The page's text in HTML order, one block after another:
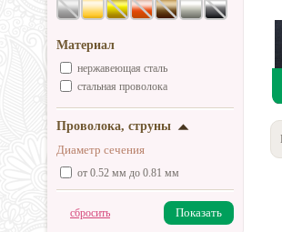
Материал
нержавеющая сталь
стальная проволока
Проволока, струны
Диаметр сечения
от 0.52 мм до 0.81 мм
сбросить Показать